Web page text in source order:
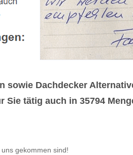
sowie Dachdecker
Sie tätig auch in 35794
gekommen sind!